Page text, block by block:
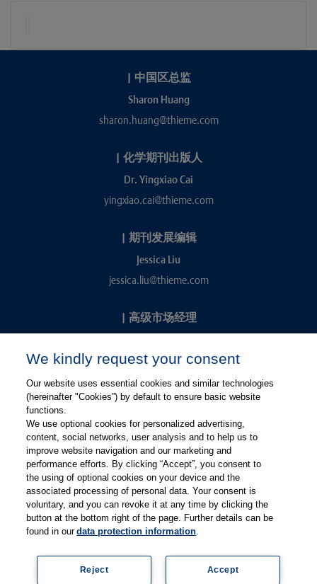
| 中国区总监
Sharon Huang
sharon.huang@thieme.com
| 化学期刊出版人
Dr. Yingxiao Cai
yingxiao.cai@thieme.com
| 期刊发展编辑
Jessica Liu
jessica.liu@thieme.com
| 高级市场经理
kevin.chang@thieme.com
关注微博
关注微信
有关Thieme图书翻译及版权业务，请联系：rights@thieme.de
| Thieme-Connect |
We kindly request your consent
Our website uses essential cookies and similar technologies
(hereinafter "Cookies”) by default to ensure basic website
functions.
We use optional cookies for personalized advertising,
content, social networks, user analysis and to help us to
improve website navigation and our marketing and
performance efforts. By clicking “Accept”, you consent to
the using of optional cookies on your device and the
associated processing of personal data. Your consent is
voluntary, and you can revoke it at any time by clicking the
button at the bottom right of the page. Further details can be
found in ourdata protection information.
Accept
Reject